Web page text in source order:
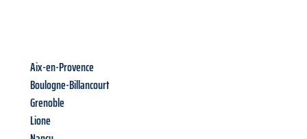
Aix-en-Provence
Boulogne-Billancourt
Grenoble
Lione